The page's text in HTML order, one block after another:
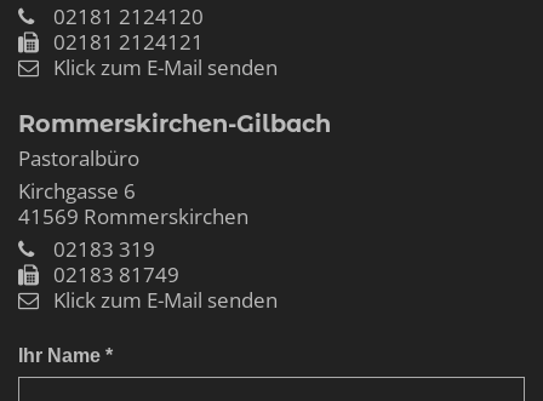
02181 2124120
02181 2124121
Klick zum E-Mail senden
Rommerskirchen-Gilbach
Pastoralbüro
Kirchgasse 6
41569 Rommerskirchen
02183 319
02183 81749
Klick zum E-Mail senden
Ihr Name *